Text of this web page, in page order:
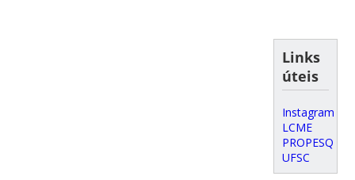
Links
úteis
Instagram
LCME
PROPESQ
UFSC